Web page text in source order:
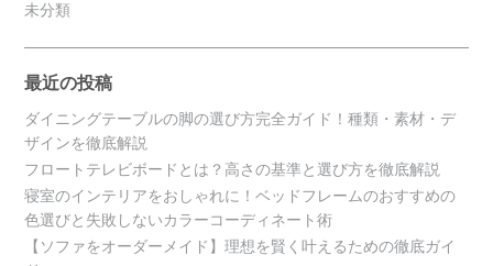
未分類
最近の投稿
ダイニングテーブルの脚の選び方完全ガイド！種類・素材・デ
ザインを徹底解説
フロートテレビボードとは？高さの基準と選び方を徹底解説
寝室のインテリアをおしゃれに！ベッドフレームのおすすめの
色選びと失敗しないカラーコーディネート術
【ソファをオーダーメイド】理想を賢く叶えるための徹底ガイ